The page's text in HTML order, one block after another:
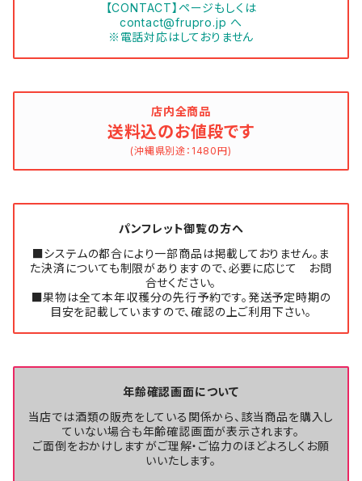
【CONTACT】ページもしくは
contact@frupro.jp へ
※電話対応はしておりません
店内全商品
送料込のお値段です
(沖縄県別途：1480円)
パンフレット御覧の方へ
■システムの都合により一部商品は掲載しておりません。ま
た決済についても制限がありますので、必要に応じて お問
合せください。
■果物は全て本年収穫分の先行予約です。発送予定時期の
目安を記載していますので、確認の上ご利用下さい。
年齢確認画面について
当店では酒類の販売をしている関係から、該当商品を購入し
ていない場合も年齢確認画面が表示されます。
ご面倒をおかけしますがご理解・ご協力のほどよろしくお願
いいたします。